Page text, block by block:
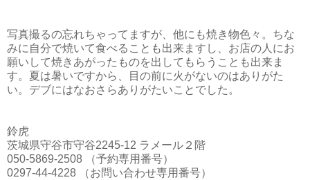
写真撮るの忘れちゃってますが、他にも焼き物色々。ちな
みに自分で焼いて食べることも出来ますし、お店の人にお
願いして焼きあがったものを出してもらうことも出来ま
す。夏は暑いですから、目の前に火がないのはありがた
い。デブにはなおさらありがたいことでした。
鈴虎
茨城県守谷市守谷2245-12 ラメール２階
050-5869-2508 （予約専用番号）
0297-44-4228 （お問い合わせ専用番号）